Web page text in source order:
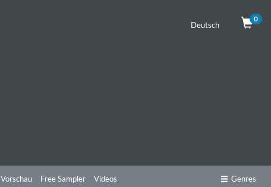
Deutsch
0
Vorschau Free Sampler Videos Genres